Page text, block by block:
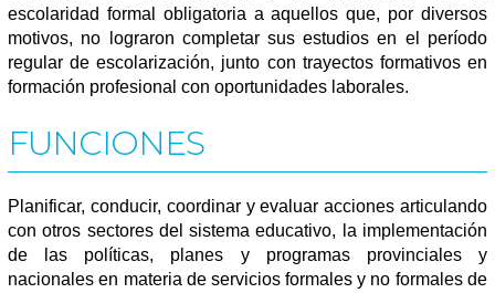
escolaridad formal obligatoria a aquellos que, por diversos
motivos, no lograron completar sus estudios en el período
regular de escolarización, junto con trayectos formativos en
formación profesional con oportunidades laborales.
FUNCIONES
Planificar, conducir, coordinar y evaluar acciones articulando
con otros sectores del sistema educativo, la implementación
de las políticas, planes y programas provinciales y
nacionales en materia de servicios formales y no formales de